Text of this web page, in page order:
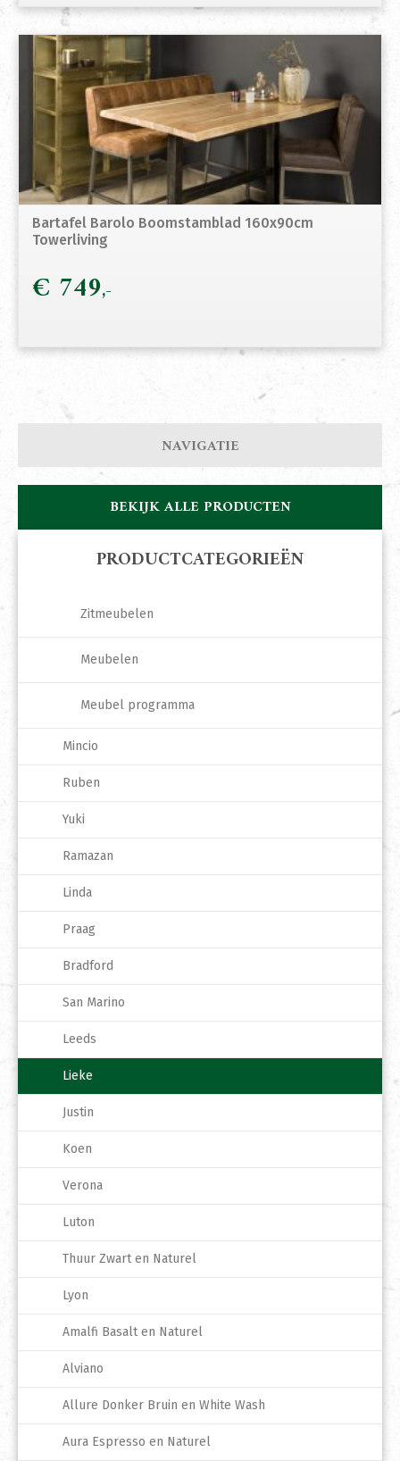
Bartafel Barolo Boomstamblad 160x90cm
Towerliving
€ 749
NAVIGATIE
BEKIJK ALLE PRODUCTEN
PRODUCTCATEGORIEËN
Zitmeubelen
Meubelen
Meubel programma
Mincio
Ruben
Yuki
Ramazan
Linda
Praag
Bradford
San Marino
Leeds
Lieke
Justin
Koen
Verona
Luton
Thuur Zwart en Naturel
Lyon
Amalfi Basalt en Naturel
Alviano
Allure Donker Bruin en White Wash
Aura Espresso en Naturel